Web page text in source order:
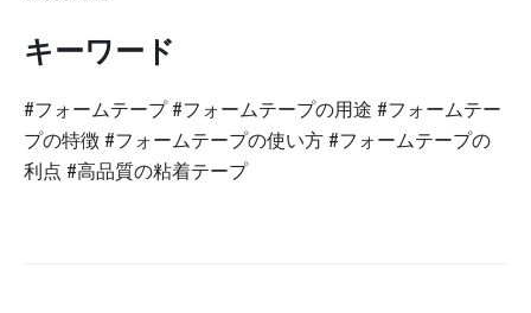
キーワード
#フォームテープ #フォームテープの用途 #フォームテー
プの特徴 #フォームテープの使い方 #フォームテープの
利点 #高品質の粘着テープ